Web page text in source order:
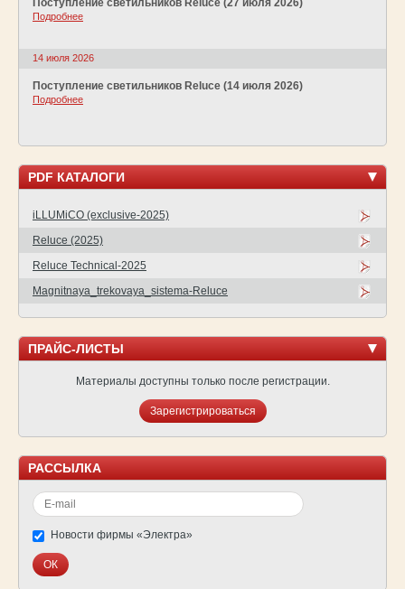
Подробнее
14 июля 2026
Поступление светильников Reluce (14 июля 2026)
Подробнее
PDF КАТАЛОГИ
iLLUMiCO (exclusive-2025)
Reluce (2025)
Reluce Technical-2025
Magnitnaya_trekovaya_sistema-Reluce
ПРАЙС-ЛИСТЫ
Материалы доступны только после регистрации.
Зарегистрироваться
РАССЫЛКА
Новости фирмы «Электра»